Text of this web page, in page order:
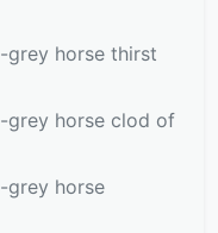
grey horse thirst
grey horse clod of
grey horse